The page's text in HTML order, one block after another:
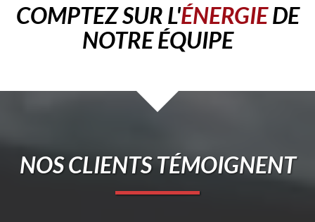
COMPTEZ SUR L'
INNOVATIONDE NOTRE
NOS CLIENTS TÉMOIGNENT